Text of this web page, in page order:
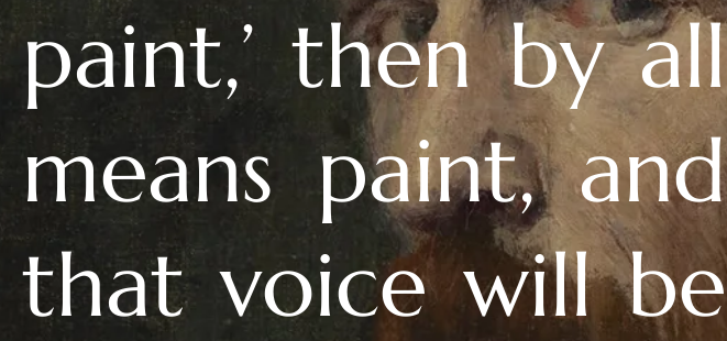
paint,’ then by all
means paint, and
that voice will be